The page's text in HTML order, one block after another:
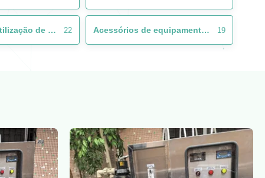
Sistema de reutilização de águas residuais 22 Acessórios de equipamento de tratamento de águas 19